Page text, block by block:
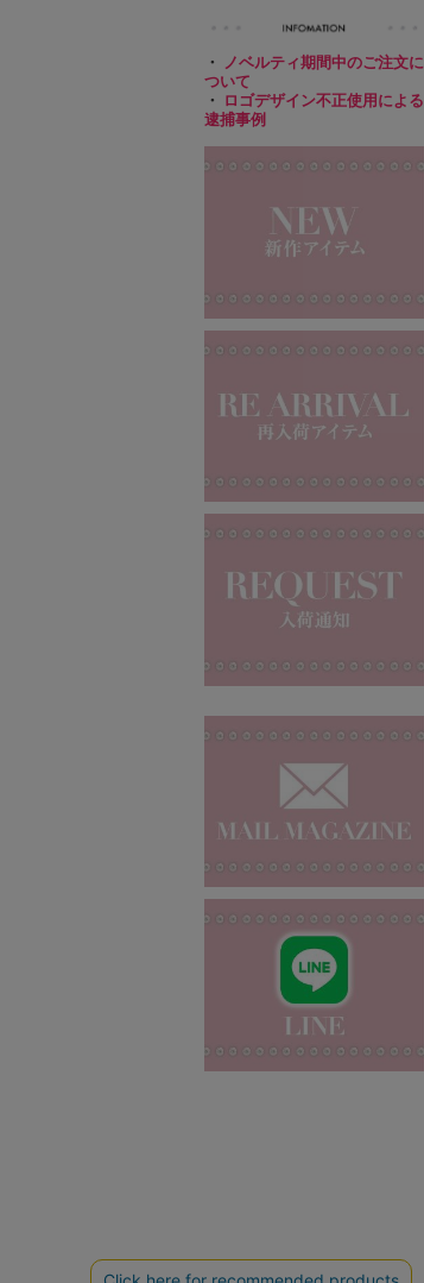
・
ノベルティ期間中のご注文に
ついて
・
ロゴデザイン不正使用による
逮捕事例